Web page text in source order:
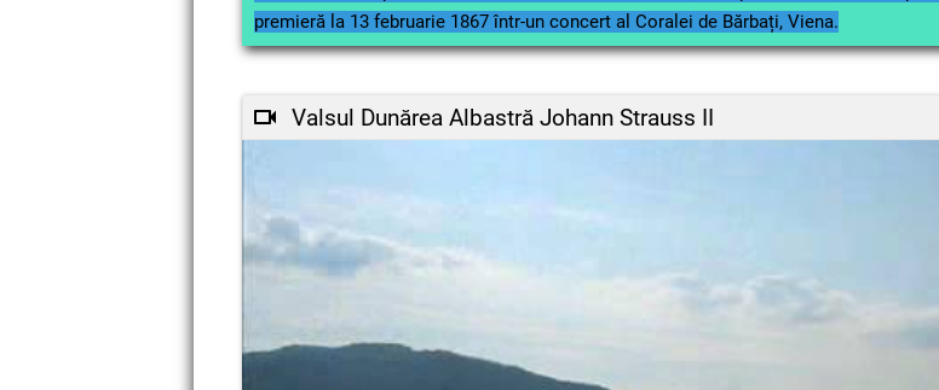
premieră la 13 februarie 1867 într-un concert al Coralei de Bărbați, Viena.
Valsul Dunărea Albastră Johann Strauss II